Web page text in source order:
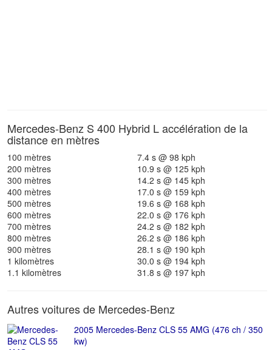
Mercedes-Benz S 400 Hybrid L accélération de la
distance en mètres
100 mètres
7.4 s @ 98 kph
200 mètres
10.9 s @ 125 kph
300 mètres
14.2 s @ 145 kph
400 mètres
17.0 s @ 159 kph
500 mètres
19.6 s @ 168 kph
600 mètres
22.0 s @ 176 kph
700 mètres
24.2 s @ 182 kph
800 mètres
26.2 s @ 186 kph
900 mètres
28.1 s @ 190 kph
1 kilomètres
30.0 s @ 194 kph
1.1 kilomètres
31.8 s @ 197 kph
Autres voitures de Mercedes-Benz
2005 Mercedes-Benz CLS 55 AMG (476 ch / 350
kw)